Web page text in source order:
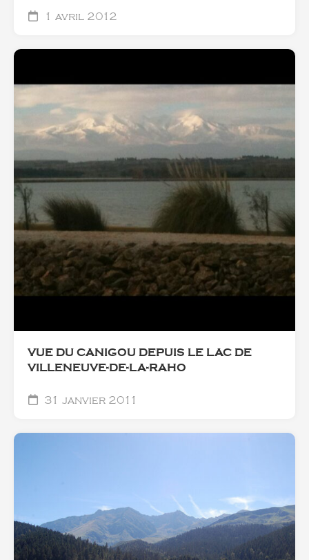
1 avril 2012
VUE DU CANIGOU DEPUIS LE LAC DE
VILLENEUVE-DE-LA-RAHO
31 janvier 2011